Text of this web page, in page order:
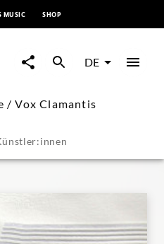
MUSIC SHOP
DE
/ Vox Clamantis